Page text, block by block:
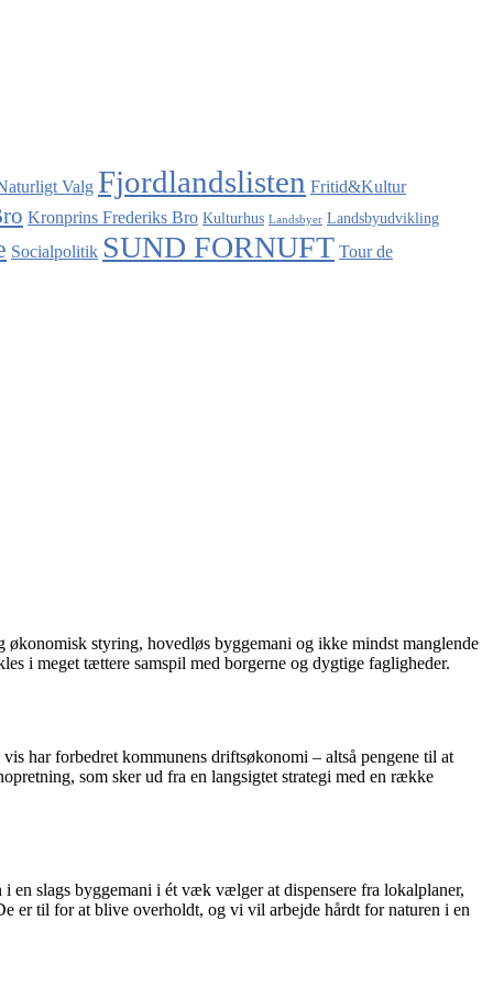
Valg Fjordlandslisten Fritid&Kultur
Kronprins Frederiks Bro Kulturhus Landsbyer Landsbyudvikling
Socialpolitik SUND FORNUFT Tour de
styring, hovedløs byggemani og ikke mindst manglende
i meget tættere samspil med borgerne og dygtige fagligheder.
har forbedret kommunens driftsøkonomi – altså pengene til at
som sker ud fra en langsigtet strategi med en række
en slags byggemani i ét væk vælger at dispensere fra lokalplaner,
er til for at blive overholdt, og vi vil arbejde hårdt for naturen i en